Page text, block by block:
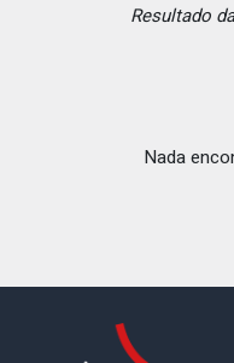
Resultado
Nada